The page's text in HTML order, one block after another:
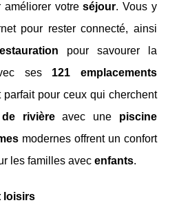
améliorer votreséjour. Vous y
pour rester connecté, ainsi
pour savourer la
ses 121 emplacements
pour ceux qui cherchent
rivièreavec une piscine
modernes offrent un confort
les familles avec enfants.
loisirs